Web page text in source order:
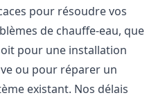
pour résoudre vos
de chauffe-eau, que
pour une installation
ou pour réparer un
existant. Nos délais